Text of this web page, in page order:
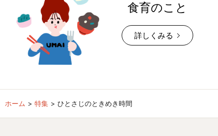
食育のこと
詳しくみる
ホーム 特集 ひとさじのときめき時間